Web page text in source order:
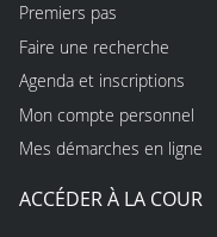
Premiers pas
Faire une recherche
Agenda et inscriptions
Mon compte personnel
Mes démarches en ligne
ACCÉDER À LA COUR